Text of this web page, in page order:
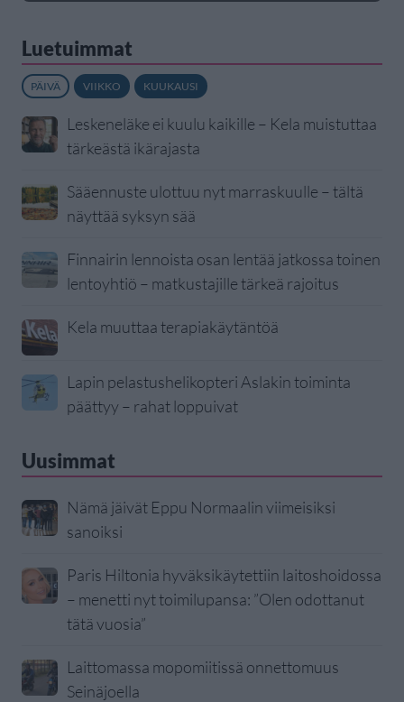
Luetuimmat
PÄIVÄ VIIKKO KUUKAUSI
Leskeneläke ei kuulu kaikille – Kela muistuttaa
tärkeästä ikärajasta
Sääennuste ulottuu nyt marraskuulle – tältä
näyttää syksyn sää
Finnairin lennoista osan lentää jatkossa toinen
lentoyhtiö – matkustajille tärkeä rajoitus
Kela muuttaa terapiakäytäntöä
Lapin pelastushelikopteri Aslakin toiminta
päättyy – rahat loppuivat
Uusimmat
Nämä jäivät Eppu Normaalin viimeisiksi
sanoiksi
Paris Hiltonia hyväksikäytettiin laitoshoidossa
– menetti nyt toimilupansa: ”Olen odottanut
tätä vuosia”
Laittomassa mopomiitissä onnettomuus
Seinäjoella